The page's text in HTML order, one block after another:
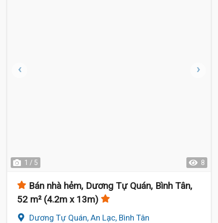
1 / 5 8
Bán nhà hẻm, Dương Tự Quán, Bình Tân,
52 m² (4.2m x 13m)
Dương Tự Quán, An Lạc, Bình Tân